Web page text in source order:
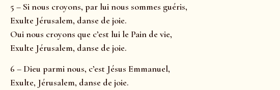
5 – Si nous croyons, par lui nous sommes guéris,
Exulte Jérusalem, danse de joie.
Oui nous croyons que c’est lui le Pain de vie,
Exulte Jérusalem, danse de joie.
6 – Dieu parmi nous, c’est Jésus Emmanuel,
Exulte, Jérusalem, danse de joie.